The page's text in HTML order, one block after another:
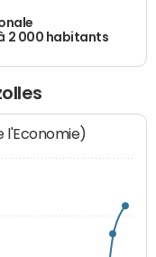
2 000 habitants
l'Economie)